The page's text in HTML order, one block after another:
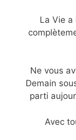
La Vie a
Ne vous
Demain
parti
Avec